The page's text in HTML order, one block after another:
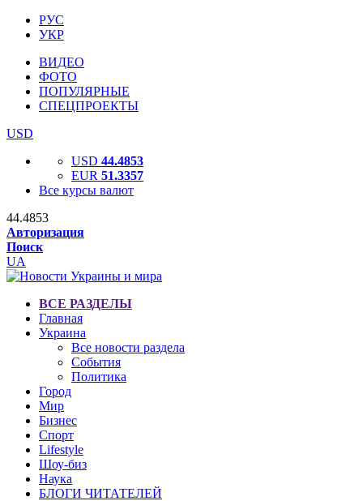
РУС
УКР
ВИДЕО
ФОТО
ПОПУЛЯРНЫЕ
СПЕЦПРОЕКТЫ
USD
USD 44.4853
EUR 51.3357
Все курсы валют
44.4853
Авторизация
Поиск
UA
ВСЕ РАЗДЕЛЫ
Главная
Украина
Все новости раздела
События
Политика
Город
Мир
Бизнес
Спорт
Lifestyle
Шоу-биз
Наука
БЛОГИ ЧИТАТЕЛЕЙ